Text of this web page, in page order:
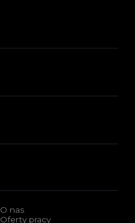
O nas
Oferty pracy